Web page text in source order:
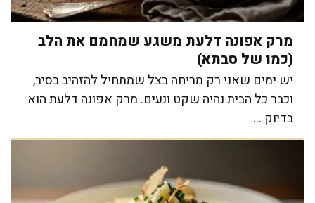
מרק אפונה דלעת משגע שמחמם את הלב
(כמו של סבתא)
יש ימים שאני רק מריחה בצל שמתחיל להזהיב בסיר,
וכבר כל הבית נהיה שקט ונעים. מרק אפונה דלעת הוא
בדיוק ...